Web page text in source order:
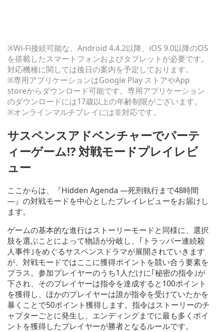
※Wi-Fi接続可能な、Android 4.4.2以降、iOS 9.0以降のOS
を搭載したスマートフォンおよびタブレットが必要です。
対応機種に関しては後日の案内を予定しております。
※専用アプリケーションはGoogle Play ストアやApp
storeからダウンロード可能です。専用アプリケーション
のダウンロードには17歳以上の年齢制限がございます。
※オンラインマルチプレイには非対応です。
サスペンスアドベンチャーでパーテ
ィーゲーム!? 対戦モードプレイレビ
ュー
ここからは、『Hidden Agenda ―死刑執行まで48時間
―』の対戦モードを中心としたプレイレビューをお届けし
ます。
ゲームの基本的な進行はストーリーモードと同様に、選択
肢を選ぶことによって物語が分岐し、｢トラッパー連続殺
人事件｣をめぐるサスペンスドラマが展開されていきます
が、対戦モードではここに獲得ポイントを競い合う要素を
プラス。参加プレイヤーのうち1人だけに｢秘密の指令｣が
下され、そのプレイヤーは指令を達成すると100ポイント
を獲得し、ほかのプレイヤーは誰が指令を受けていたかを
暴くことで50ポイント獲得します。指令はストーリーのチ
ャプターごとに発生し、エンディングまでに最も多くポイ
ントを獲得したプレイヤーが勝者となるルールです。